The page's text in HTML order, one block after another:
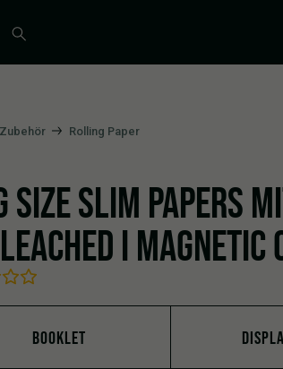
Zubehör Rolling Paper
SIZE SLIM PAPERS
I MAGNETIC
BOOKLET